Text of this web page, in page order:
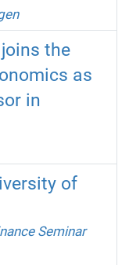
the
as
in
of
Seminar